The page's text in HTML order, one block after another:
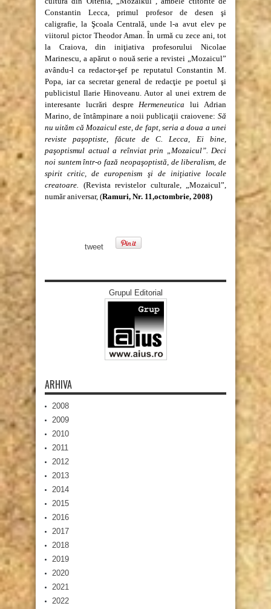
Constantin Lecca, primul profesor de desen şi
caligrafie, la Şcoala Centrală, unde l-a avut elev pe
viitorul pictor Theodor Aman. În urmă cu zece ani, tot
la Craiova, din iniţiativa profesorului Nicolae
Marinescu, a apărut o nouă serie a revistei „Mozaicul”
avându-l ca redactor-şef pe reputatul Constantin M.
Popa, iar ca secretar general de redacţie pe poetul şi
publicistul Ilarie Hinoveanu. Autor al unei extrem de
interesante lucrări despreHermeneutica lui Adrian
Marino, de întâmpinare a noii publicaţii craiovene: Să
nu uităm că Mozaicul este, de fapt, seria a doua a unei
reviste paşoptiste, făcute de C. Lecca, Ei bine,
paşoptismul actual a reînviat prin „Mozaicul”. Deci
noi suntem într-o fază neopaşoptistă, de liberalism, de
spirit critic, de europenism şi de iniţiative locale
creatoare. (Revista revistelor culturale, „Mozaicul”,
număr aniversar, (Ramuri, Nr. 11,octombrie, 2008)
tweet
Grupul Editorial
ARHIVA
2008
2009
2010
2011
2012
2013
2014
2015
2016
2017
2018
2019
2020
2021
2022